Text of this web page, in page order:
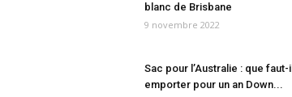
blanc de Brisbane
9 novembre 2022
Sac pour l’Australie : que faut-il
emporter pour un an Down...